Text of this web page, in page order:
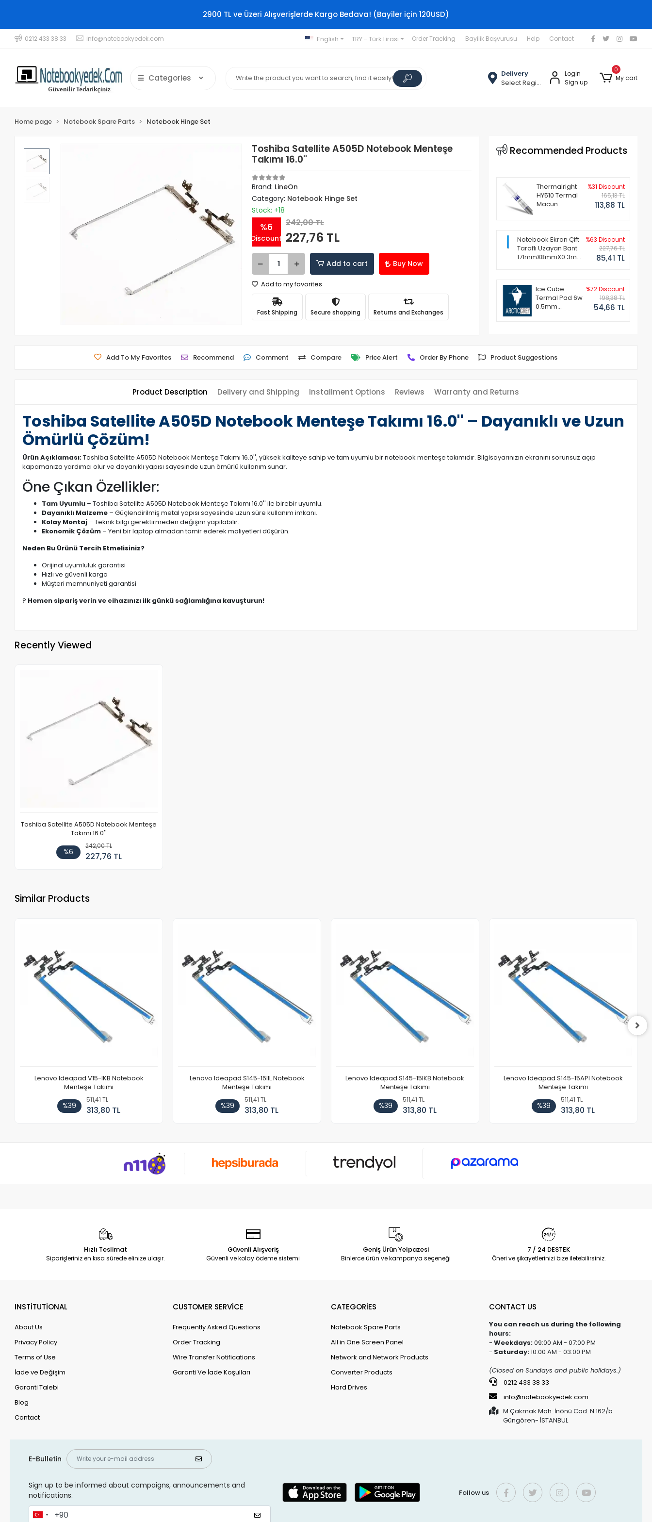
2900 TL ve Üzeri Alışverişlerde Kargo Bedava! (Bayiler için 120USD)
0212 433 38 33 info@notebookyedek.com English TRY - Türk Lirası Order Tracking Bayilik Başvurusu Help Contact
Categories
Delivery
Select Region
Login
Sign up
0
My cart
Home page Notebook Spare Parts Notebook Hinge Set
Toshiba Satellite A505D Notebook Menteşe
Takımı 16.0''
Brand: LineOn
Category: Notebook Hinge Set
Stock: +18
%6
Discount
242,00 TL
227,76 TL
Add to cart Buy Now
Add to my favorites
Fast Shipping Secure shopping Returns and Exchanges
Recommended Products
Thermalright
HY510 Termal
Macun
%31 Discount
165,13 TL
113,88 TL
Notebook Ekran Çift
Taraflı Uzayan Bant
171mmX8mmX0.3mm
%63 Discount
227,76 TL
85,41 TL
Ice Cube
Termal Pad 6w
0.5mm
%72 Discount
198,38 TL
54,66 TL
Add To My Favorites Recommend Comment Compare Price Alert Order By Phone Product Suggestions
Product Description Delivery and Shipping Installment Options Reviews Warranty and Returns
Toshiba Satellite A505D Notebook Menteşe Takımı 16.0'' – Dayanıklı ve Uzun
Ömürlü Çözüm!
Ürün Açıklaması:Toshiba Satellite A505D Notebook Menteşe Takımı 16.0'', yüksek kaliteye sahip ve tam uyumlu bir notebook menteşe takımıdır. Bilgisayarınızın ekranını sorunsuz açıp
kapamanıza yardımcı olur ve dayanıklı yapısı sayesinde uzun ömürlü kullanım sunar.
Öne Çıkan Özellikler:
Tam Uyumlu – Toshiba Satellite A505D Notebook Menteşe Takımı 16.0'' ile birebir uyumlu.
Dayanıklı Malzeme – Güçlendirilmiş metal yapısı sayesinde uzun süre kullanım imkanı.
Kolay Montaj – Teknik bilgi gerektirmeden değişim yapılabilir.
Ekonomik Çözüm – Yeni bir laptop almadan tamir ederek maliyetleri düşürün.
Neden Bu Ürünü Tercih Etmelisiniz?
Orijinal uyumluluk garantisi
Hızlı ve güvenli kargo
Müşteri memnuniyeti garantisi
? Hemen sipariş verin ve cihazınızı ilk günkü sağlamlığına kavuşturun!
Recently Viewed
Toshiba Satellite A505D Notebook Menteşe
Takımı 16.0''
%6
242,00 TL
227,76 TL
Similar Products
Lenovo Ideapad V15-IKB Notebook
Menteşe Takımı
%39
511,41 TL
313,80 TL
Lenovo Ideapad S145-15IIL Notebook
Menteşe Takımı
%39
511,41 TL
313,80 TL
Lenovo Ideapad S145-15IKB Notebook
Menteşe Takımı
%39
511,41 TL
313,80 TL
Lenovo Ideapad S145-15API Notebook
Menteşe Takımı
%39
511,41 TL
313,80 TL
Hızlı Teslimat
Siparişleriniz en kısa sürede elinize ulaşır.
Güvenli Alışveriş
Güvenli ve kolay ödeme sistemi
Geniş Ürün Yelpazesi
Binlerce ürün ve kampanya seçeneği
7 / 24 DESTEK
Öneri ve şikayetlerinizi bize iletebilirsiniz.
INSTİTUTİONAL
About Us
Privacy Policy
Terms of Use
İade ve Değişim
Garanti Talebi
Blog
Contact
CUSTOMER SERVİCE
Frequently Asked Questions
Order Tracking
Wire Transfer Notifications
Garanti Ve İade Koşulları
CATEGORİES
Notebook Spare Parts
All in One Screen Panel
Network and Network Products
Converter Products
Hard Drives
CONTACT US
You can reach us during the following
hours:
- Weekdays:09:00 AM - 07:00 PM
- Saturday:10:00 AM - 03:00 PM
(Closed on Sundays and public holidays.)
0212 433 38 33
info@notebookyedek.com
M.Çakmak Mah. İnönü Cad. N.162/b
Güngören- İSTANBUL
E-Bulletin
Sign up to be informed about campaigns, announcements and
notifications.
Follow us